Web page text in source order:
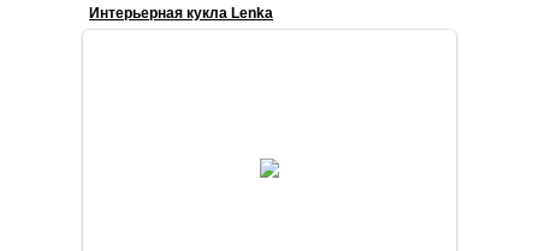
Интерьерная кукла Lenka
Интерьерная текстильная кукла ручной работы